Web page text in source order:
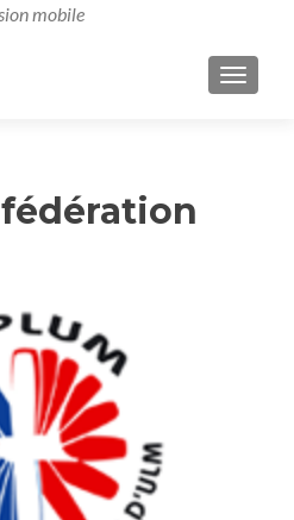
fédération